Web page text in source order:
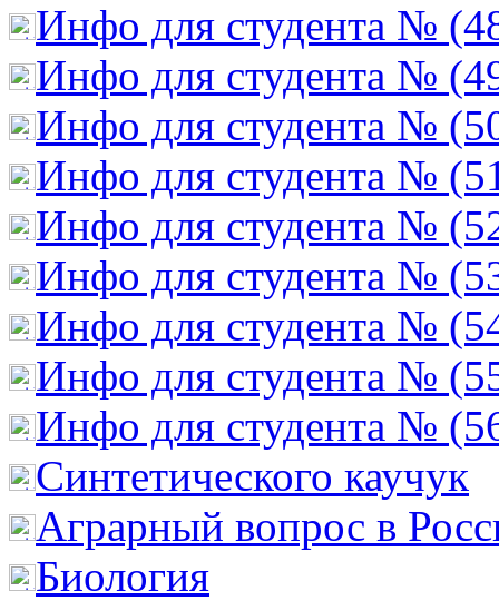
Инфо для студента №
Инфо для студента №
Инфо для студента №
Инфо для студента №
Инфо для студента №
Инфо для студента №
Инфо для студента №
Инфо для студента №
Инфо для студента №
Cинтетического каучук
Аграрный вопрос в
Биология